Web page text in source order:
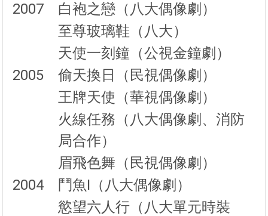
2007 白袍之戀（八大偶像劇）
至尊玻璃鞋（八大）
天使一刻鐘（公視金鐘劇）
2005 偷天換日（民視偶像劇）
王牌天使（華視偶像劇）
火線任務（八大偶像劇、消防
局合作）
眉飛色舞（民視偶像劇）
2004
鬥魚I（八大偶像劇）
慾望六人行（八大單元時裝